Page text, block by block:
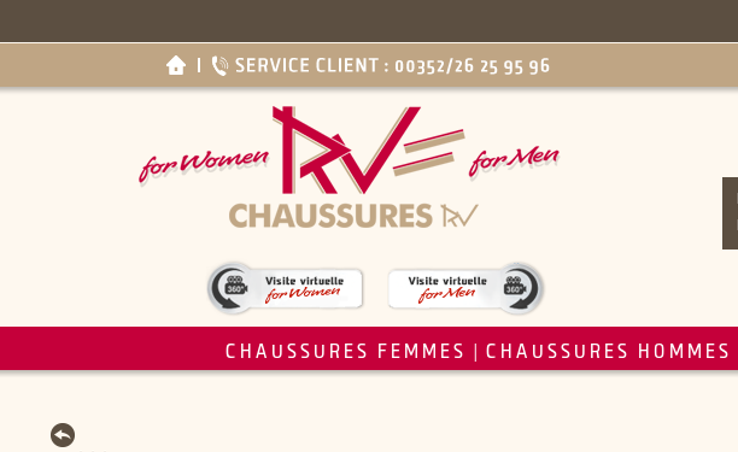
CHAUSSURES FEMMES CHAUSSURES HOMMES